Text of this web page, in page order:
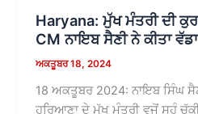
Haryana: ਮੁੱਖ ਮੰਤਰੀ ਦੀ
CM ਨਾਇਬ ਸੈਣੀ ਨੇ ਕੀਤਾ
ਅਕਤੂਬਰ 18, 2024
18 ਅਕਤੂਬਰ 2024: ਨਾਇਬ ਸਿੰਘ
ਹਰਿਆਣਾ ਦੇ ਮੁੱਖ ਮੰਤਰੀ ਵਜੋਂ ਸਹੁੰ